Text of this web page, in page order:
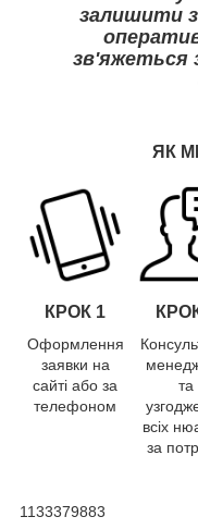
залишити
зв'яжеться
ЯК
КРОК 1
Оформлення
заявки на
сайті або за
телефоном
та
всіх
за
1133379883